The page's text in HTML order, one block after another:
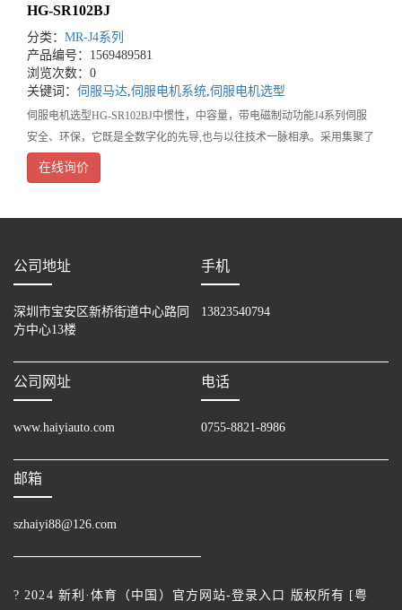
HG-SR102BJ
分类： MR-J4系列
产品编号：1569489581
浏览次数：0
关键词： 伺服马达,伺服电机系统,伺服电机选型
伺服电机选型HG-SR102BJ中惯性，中容量，带电磁制动功能J4系列伺服
安全、环保，它既是全数字化的先导,也与以往技术一脉相承。采用集聚了
三菱进一步优化的高速伺服控制结构的专用执行引擎。实现了业内高速
*2.5kHz的速度频率响
在线询价
公司地址
深圳市宝安区新桥街道中心路同
方中心13楼
手机
13823540794
公司网址
www.haiyiauto.com
电话
0755-8821-8986
邮箱
szhaiyi88@126.com
? 2024 新利·体育（中国）官方网站-登录入口 版权所有 [粤